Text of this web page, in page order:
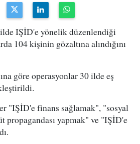
IŞİD'e yönelik düzenlendiği
104 kişinin gözaltına alındığını
göre operasyonlar 30 ilde eş
"IŞİD'e finans sağlamak", "sosyal
propagandası yapmak" ve "IŞİD'e